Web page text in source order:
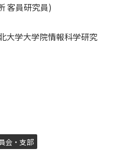
客員研究員)
学大学院情報科学研究
会・支部